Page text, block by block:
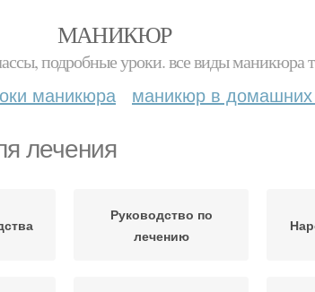
МАНИКЮР
подробные уроки. все виды маникюра
маникюра маникюр в домашних
лечения
Руководство по
лечению